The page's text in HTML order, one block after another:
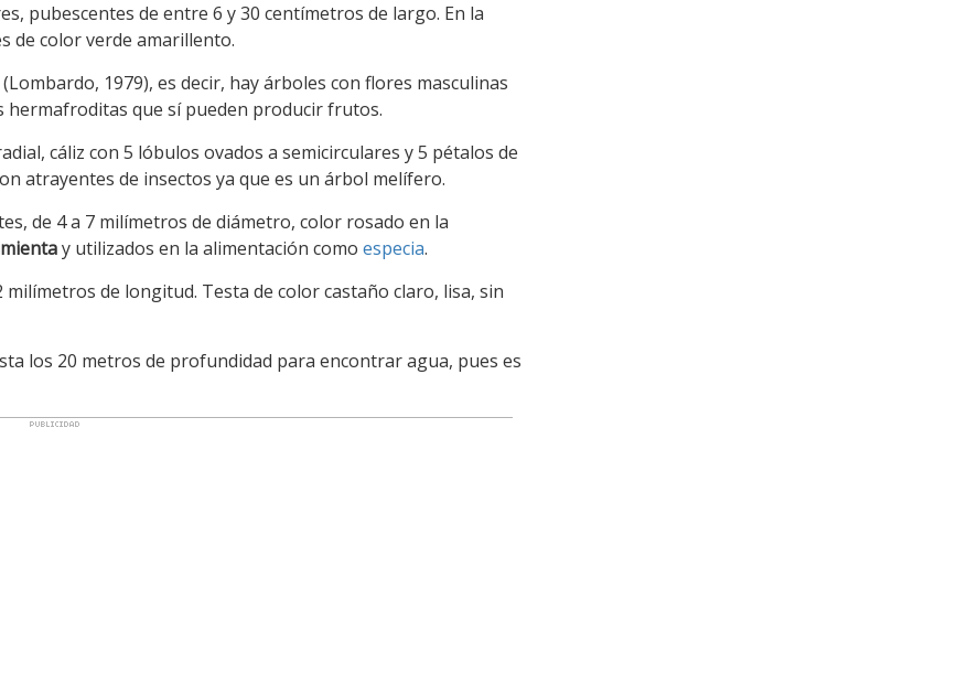
pubescentes de entre 6 y 30 centímetros de largo. En la
de color verde amarillento.
(Lombardo, 1979), es decir, hay árboles con flores masculinas
que sí pueden producir frutos.
cáliz con 5 lóbulos ovados a semicirculares y 5 pétalos de
atrayentes de insectos ya que es un árbol melífero.
de 4 a 7 milímetros de diámetro, color rosado en la
y utilizados en la alimentación como especia.
de longitud. Testa de color castaño claro, lisa, sin
los 20 metros de profundidad para encontrar agua, pues es